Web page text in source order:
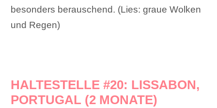
besonders berauschend. (Lies: graue Wolken
und Regen)
HALTESTELLE #20: LISSABON,
PORTUGAL (2 MONATE)